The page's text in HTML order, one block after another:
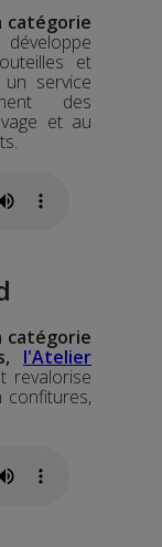
catégorie
développe
et
service
des
et au
catégorie
l'Atelier
revalorise
confitures,